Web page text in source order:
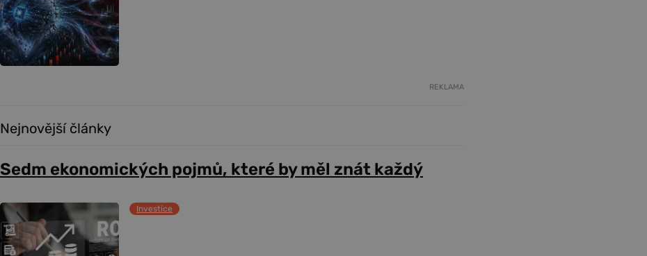
REKLAMA
Nejnovější články
Sedm ekonomických pojmů, které by měl znát každý
Investice